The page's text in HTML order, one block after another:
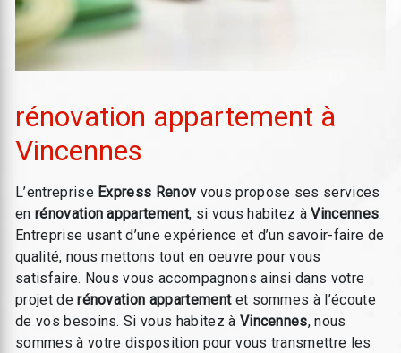
rénovation appartement à
Vincennes
L’entreprise Express Renov vous propose ses services
en rénovation appartement, si vous habitez àVincennes.
Entreprise usant d’une expérience et d’un savoir-faire de
qualité, nous mettons tout en oeuvre pour vous
satisfaire. Nous vous accompagnons ainsi dans votre
projet derénovation appartementet sommes à l’écoute
de vos besoins. Si vous habitez à Vincennes, nous
sommes à votre disposition pour vous transmettre les